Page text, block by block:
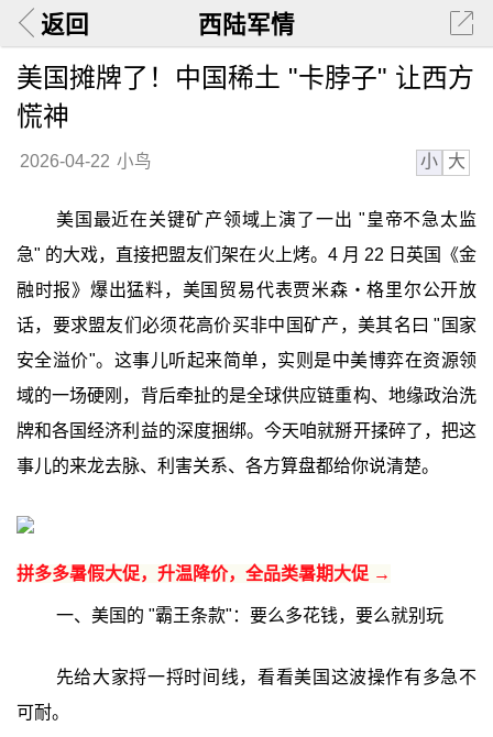
返回 西陆军情
美国摊牌了！中国稀土 "卡脖子" 让西方
慌神
2026-04-22 小鸟 小 大
美国最近在关键矿产领域上演了一出 "皇帝不急太监
急" 的大戏，直接把盟友们架在火上烤。4 月 22 日英国《金
融时报》爆出猛料，美国贸易代表贾米森・格里尔公开放
话，要求盟友们必须花高价买非中国矿产，美其名曰 "国家
安全溢价"。这事儿听起来简单，实则是中美博弈在资源领
域的一场硬刚，背后牵扯的是全球供应链重构、地缘政治洗
牌和各国经济利益的深度捆绑。今天咱就掰开揉碎了，把这
事儿的来龙去脉、利害关系、各方算盘都给你说清楚。
拼多多暑假大促，升温降价，全品类暑期大促 →
一、美国的 "霸王条款"：要么多花钱，要么就别玩
先给大家捋一捋时间线，看看美国这波操作有多急不
可耐。